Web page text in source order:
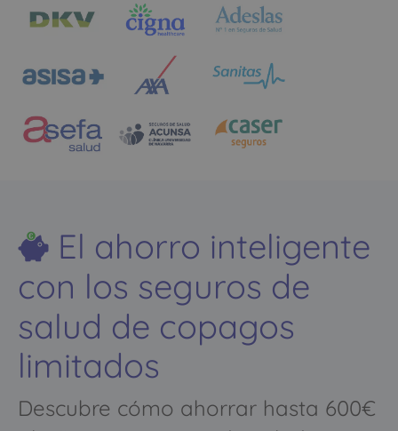
El ahorro inteligente
con los seguros de
salud de copagos
limitados
Descubre cómo ahorrar hasta 600€